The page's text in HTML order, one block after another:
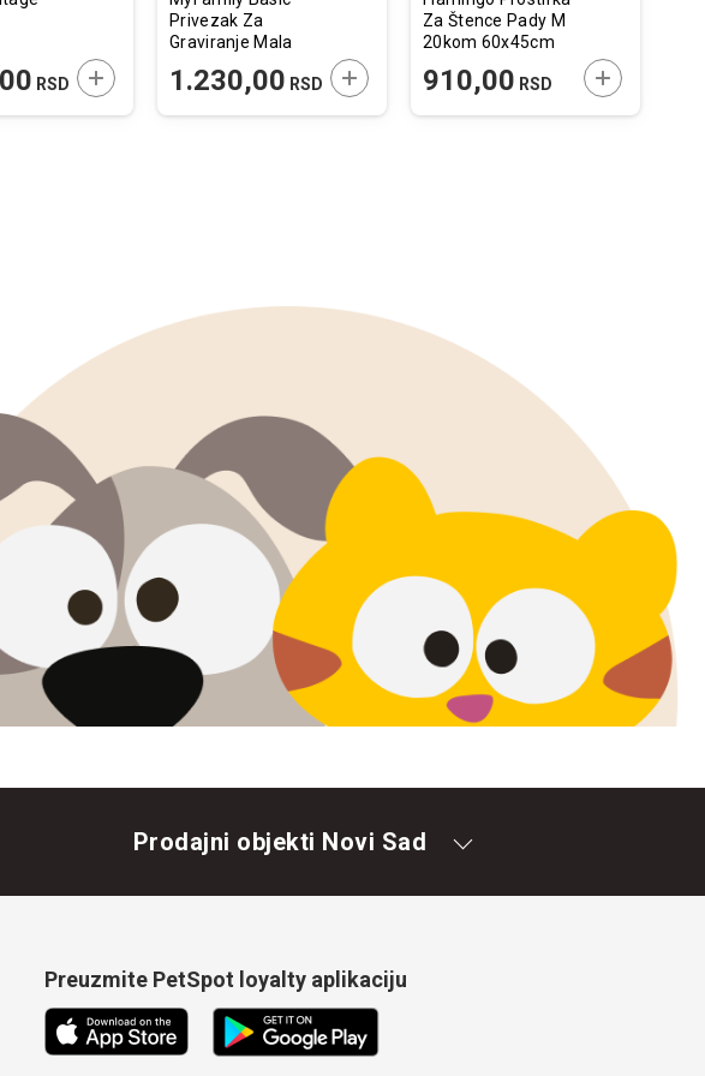
RSD DODAJTE U KORPU
Privezak Za
Graviranje Mala
Aluminijum
1.230,00 RSD DODAJTE U KORPU
Za Štence Pady M
20kom 60x45cm
910,00 RSD DODAJTE U
Prodajni objekti Novi Sad
Preuzmite PetSpot loyalty aplikaciju